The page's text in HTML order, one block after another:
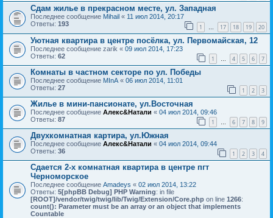
Сдам жилье в прекрасном месте, ул. Западная
Последнее сообщение Mihail « 11 июл 2014, 20:17
Ответы: 193 1 17 18 19 20
Уютная квартира в центре посёлка, ул. Первомайская, 12
Последнее сообщение zarik « 09 июл 2014, 17:23
Ответы: 62 1 4 5 6 7
Комнаты в частном секторе по ул. Победы
Последнее сообщение MInA « 06 июл 2014, 11:01
Ответы: 27 1 2 3
Жилье в мини-пансионате, ул.Восточная
Последнее сообщение Алекс&Натали « 04 июл 2014, 09:46
Ответы: 87 1 6 7 8 9
Двухкомнатная картира, ул.Южная
Последнее сообщение Алекс&Натали « 04 июл 2014, 09:44
Ответы: 36 1 2 3 4
Сдается 2-х комнатная квартира в центре пгт
Черноморское
Последнее сообщение Amadeys « 02 июл 2014, 13:22
Ответы: 5[phpBB Debug] PHP Warning: in file
[ROOT]/vendor/twig/twig/lib/Twig/Extension/Core.php on line 1266:
count(): Parameter must be an array or an object that implements
Countable